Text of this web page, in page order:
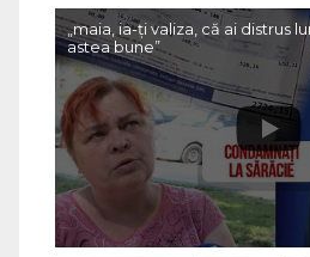
„maia, ia-ți valiza, că ai distrus
astea bune”